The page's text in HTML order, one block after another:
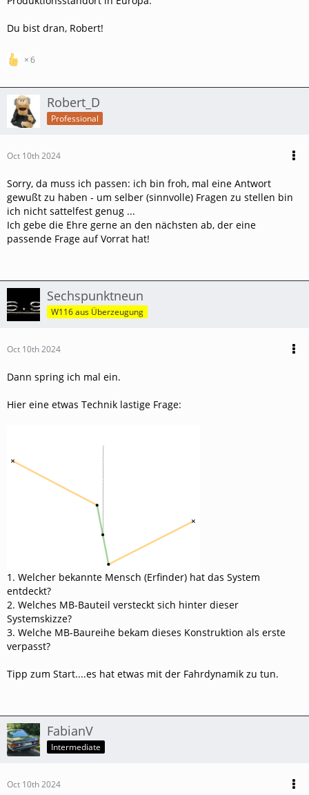
Du bist dran, Robert!
6
Robert_D
Professional
Oct 10th 2024
Sorry, da muss ich passen: ich bin froh, mal eine Antwort
gewußt zu haben - um selber (sinnvolle) Fragen zu stellen bin
ich nicht sattelfest genug ...
Ich gebe die Ehre gerne an den nächsten ab, der eine
passende Frage auf Vorrat hat!
Sechspunktneun
W116 aus Überzeugung
Oct 10th 2024
Dann spring ich mal ein.
Hier eine etwas Technik lastige Frage:
1. Welcher bekannte Mensch (Erfinder) hat das System
entdeckt?
2. Welches MB-Bauteil versteckt sich hinter dieser
Systemskizze?
3. Welche MB-Baureihe bekam dieses Konstruktion als erste
verpasst?
Tipp zum Start....es hat etwas mit der Fahrdynamik zu tun.
FabianV
Intermediate
Oct 10th 2024